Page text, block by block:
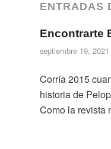
ENTRADAS
Encontrarte
septiembre 19, 2021
Corría 2015
historia de
Como la revista